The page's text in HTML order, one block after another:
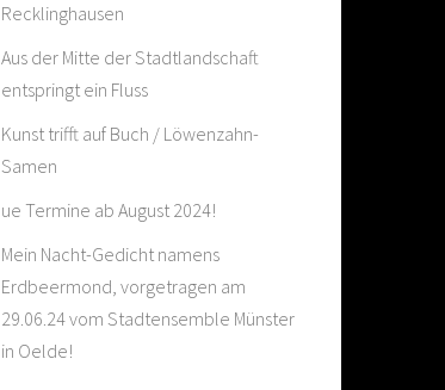
Recklinghausen
Aus der Mitte der Stadtlandschaft
entspringt ein Fluss
Kunst trifft auf Buch / Löwenzahn-
Samen
ue Termine ab August 2024!
Mein Nacht-Gedicht namens
Erdbeermond, vorgetragen am
29.06.24 vom Stadtensemble Münster
in Oelde!